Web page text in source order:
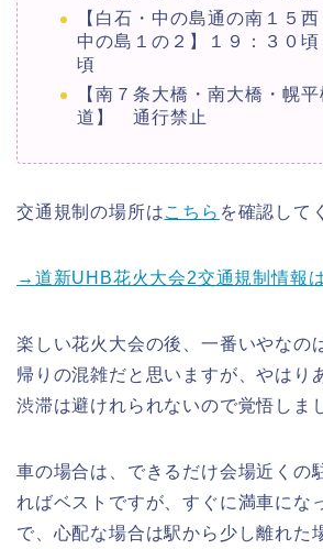
【白石・中の島通の南１５
中の島１の２】１９：３０頃
頃
【南７条大橋・南大橋・幌
道】 通行禁止
交通規制の場所はこちら を確認して
→ 道新UHB花火大会2交通規制情報
楽しい花火大会の後、一番いやなの
帰りの混雑だと思いますが、やはり
渋滞は避けれられないので覚悟しま
車の場合は、できるだけ会場近くの
ればベストですが、すぐに満車にな
で、心配な場合は駅から少し離れた